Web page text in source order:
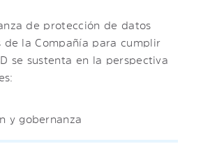
de protección de datos
de la Compañía para cumplir
se sustenta en la perspectiva
y gobernanza